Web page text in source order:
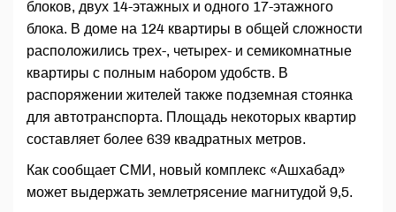
блоков, двух 14-этажных и одного 17-этажного
блока. В доме на 124 квартиры в общей сложности
расположились трех-, четырех- и семикомнатные
квартиры с полным набором удобств. В
распоряжении жителей также подземная стоянка
для автотранспорта. Площадь некоторых квартир
составляет более 639 квадратных метров.
Как сообщает СМИ, новый комплекс «Ашхабад»
может выдержать землетрясение магнитудой 9,5.